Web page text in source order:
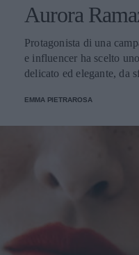
Aurora
Protagonista di una
e influencer ha scelto
delicato ed elegante, da
EMMA PIETRAROSA